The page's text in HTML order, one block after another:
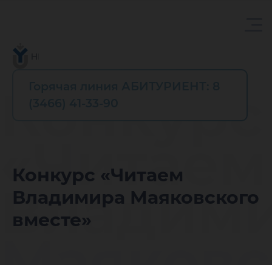
Конкурс «Читаем
Владимира Маяковского
вместе»
«Читаем